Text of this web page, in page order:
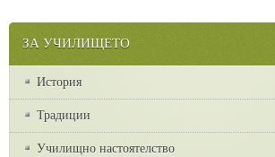
ЗА УЧИЛИЩЕТО
История
Традиции
Училищно настоятелство